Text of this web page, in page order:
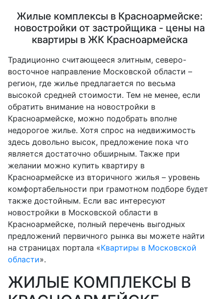
Жилые комплексы в Красноармейске:
новостройки от застройщика - цены на
квартиры в ЖК Красноармейска
Традиционно считающееся элитным, северо-
восточное направление Московской области –
регион, где жилье предлагается по весьма
высокой средней стоимости. Тем не менее, если
обратить внимание на новостройки в
Красноармейске, можно подобрать вполне
недорогое жилье. Хотя спрос на недвижимость
здесь довольно высок, предложение пока что
является достаточно обширным. Также при
желании можно купить квартиру в
Красноармейске из вторичного жилья – уровень
комфортабельности при грамотном подборе будет
также достойным. Если вас интересуют
новостройки в Московской области в
Красноармейске, полный перечень выгодных
предложений первичного рынка вы можете найти
на страницах портала «Квартиры в Московской
области».
ЖИЛЫЕ КОМПЛЕКСЫ В